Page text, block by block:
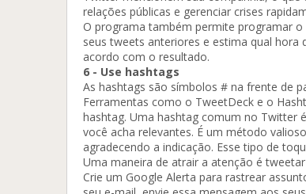
relações públicas e gerenciar crises
O programa também permite programar o
seus tweets anteriores e estima qual
acordo com o resultado.
6 - Use hashtags
As hashtags são símbolos # na frente de
Ferramentas como o TweetDeck e o
hashtag. Uma hashtag comum no Twitter
você acha relevantes. É um método
agradecendo a indicação. Esse tipo de
Uma maneira de atrair a atenção é
Crie um Google Alerta para rastrear